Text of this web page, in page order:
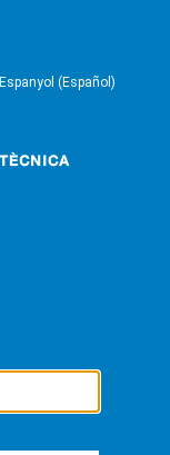
Espanyol (Español)